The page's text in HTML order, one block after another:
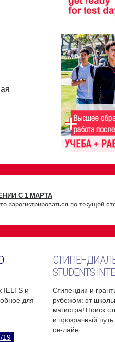
С 1 МАРТА
зарегистрироваться по текущей
IELTS и
для
19
STUDENTS
Стипендии и
рубежом: от
магистра! Поиск
и прозрачный
он-лайн.